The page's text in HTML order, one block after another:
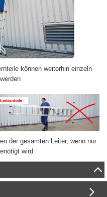
können weiterhin einzeln
der gesamten Leiter, wenn nur
wird